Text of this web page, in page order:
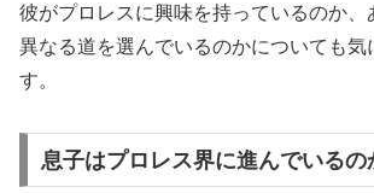
彼がプロレスに興味を持っているのか、
異なる道を選んでいるのかについても気
す。
息子はプロレス界に進んでいるの